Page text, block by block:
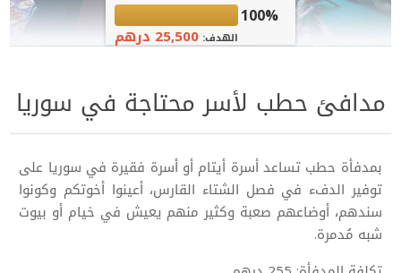
100%
الهدف:25,500 درهم
مدافئ حطب لأسر محتاجة في سوريا
بمدفأة حطب تساعد أسرة أيتام أو أسرة فقيرة في سوريا على
توفير الدفء في فصل الشتاء القارس، أعينوا أخوتكم وكونوا
سندهم، أوضاعهم صعبة وكثير منهم يعيش في خيام أو بيوت
شبه مُدمرة.